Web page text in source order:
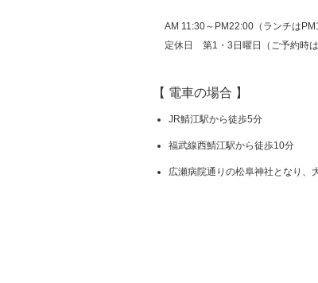
AM 11:30～PM22:00（ランチは
定休日 第1・3日曜日（ご予約時は
【 電車の場合 】
JR鯖江駅から徒歩5分
福武線西鯖江駅から徒歩10分
広瀬病院通りの松阜神社となり、